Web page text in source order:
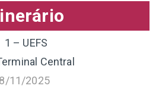
1 – UEFS
Central
11/2025